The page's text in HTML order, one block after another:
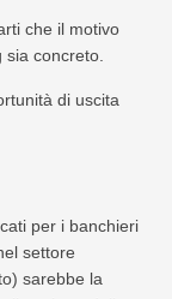
che il motivo
concreto.
di uscita
per i banchieri
settore
sarebbe la